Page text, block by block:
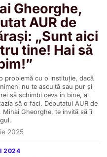
Gheorghe,
AUR de
„Sunt aici
tine! Hai să
problemă cu o instituție, dacă
nu te ascultă sau pur și
să schimbi ceva în bine, ai
să o faci. Deputatul AUR de
Mihai Gheorghe, te invită să îi
2025
2024